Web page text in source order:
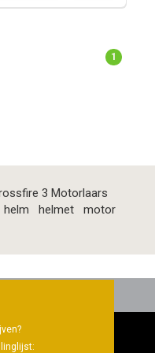
1
3 Motorlaars
helm helmet
motor